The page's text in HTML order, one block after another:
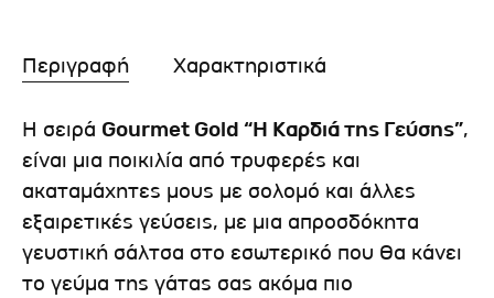
Περιγραφή Χαρακτηριστικά
Η σειρά Gourmet Gold “Η Καρδιά της Γεύσης”,
είναι μια ποικιλία από τρυφερές και
ακαταμάχητες μους με σολομό και άλλες
εξαιρετικές γεύσεις, με μια απροσδόκητα
γευστική σάλτσα στο εσωτερικό που θα κάνει
το γεύμα της γάτας σας ακόμα πιο